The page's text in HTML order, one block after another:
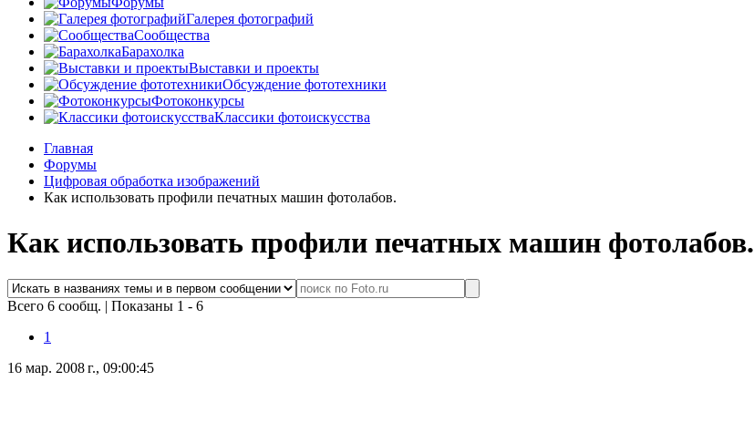
Галерея фотографий
Сообщества
Барахолка
Выставки и проекты
Обсуждение фототехники
Фотоконкурсы
Классики фотоискусства
Главная
Форумы
Цифровая обработка изображений
Как использовать профили печатных машин фотолабов.
Как использовать профили печатных машин фотолабов.
Всего 6 сообщ. | Показаны 1 - 6
1
16 мар. 2008 г., 09:00:45